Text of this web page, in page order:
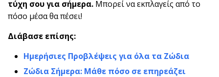
τύχη σου για σήμερα. Μπορεί να εκπλαγείς από το
πόσο μέσα θα πέσει!
Διάβασε επίσης:
Ημερήσιες Προβλέψεις για όλα τα Ζώδια
Ζώδια Σήμερα: Μάθε πόσο σε επηρεάζει